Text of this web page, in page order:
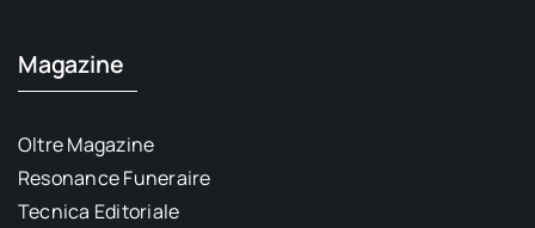
Magazine
Oltre Magazine
Resonance Funeraire
Tecnica Editoriale